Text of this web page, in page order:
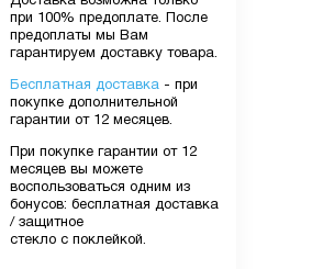
при 100% предоплате. После
предоплаты мы Вам
гарантируем доставку товара.
Бесплатная доставка - при
покупке дополнительной
гарантии от 12 месяцев.
При покупке гарантии от 12
месяцев вы можете
воспользоваться одним из
бонусов: бесплатная доставка
/ защитное
стекло с поклейкой.